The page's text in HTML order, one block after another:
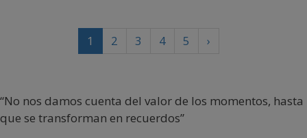
1 2 3 4 5 ›
“No nos damos cuenta del valor de los momentos, hasta
que se transforman en recuerdos”